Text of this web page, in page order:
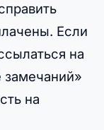
Если
на
замечаний»
на